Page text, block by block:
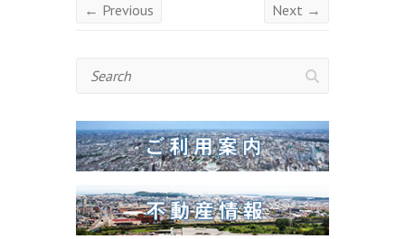
← Previous Next →
Search